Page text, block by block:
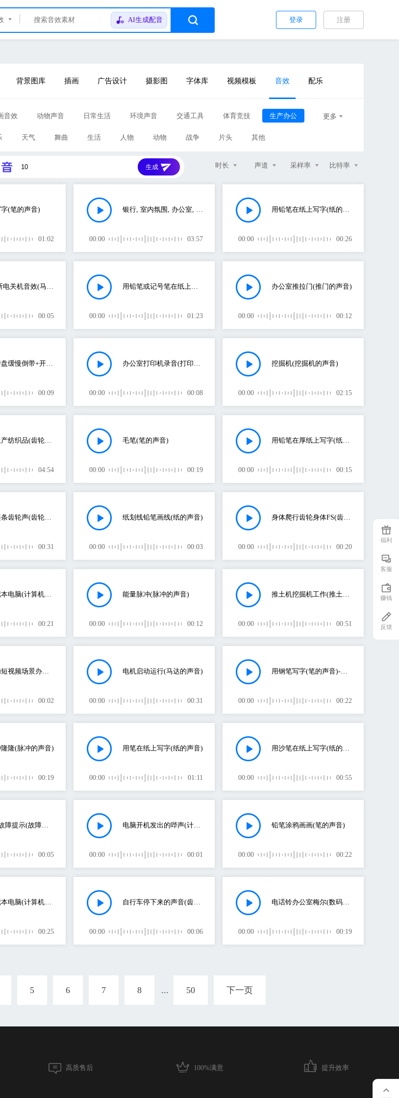
AI生成配音 注册
登录
背景图库 插画 广告设计 摄影图 字体库 视频模板 音效 配乐
音效 动物声音 日常生活 环境声音 交通工具 体育竞技 生产办公 更多
天气 舞曲 生活 人物 动物 战争 片头 其他
生成 比特率
采样率
声道
时长
(笔的声音)
01:02
银行, 室内氛围, 办公室, 门, 脚踏板, 打印机, 打字, 声音(敲打的声音)
00:00 03:57
用铅笔在纸上写字(纸的声音)
00:00 00:26
机器人,断电关机音效(马达的声音)
00:05
用铅笔或记号笔在纸上写字或涂鸦(纸的声音)
00:00 01:23
办公室推拉门(推门的声音)
00:00 00:12
盒式磁带盘缓慢倒带+开始, 停止咔哒声(磁带的声音)
00:09
办公室打印机录音(打印机的声音)
00:00 00:08
挖掘机(挖掘机的声音)
00:00 02:15
织布机生产纺织品(齿轮的声音)
04:54
毛笔(笔的声音)
00:00 00:19
用铅笔在厚纸上写字(纸的声音)
00:00 00:15
自行车链条齿轮声(齿轮的声音)
00:31
纸划线铅笔画线(纸的声音)
00:00 00:03
身体爬行齿轮身体FS(齿轮的声音)
00:00 00:20
打开笔记本电脑(计算机的声音)
00:21
能量脉冲(脉冲的声音)
00:00 00:12
推土机挖掘机工作(推土机的声音)
00:00 00:51
打卡成功短视频场景办公室剧情片(综艺音效的声音)
00:02
电机启动运行(马达的声音)
00:00 00:31
用钢笔写字(笔的声音)-作品编号rrxyrjon
00:00 00:22
隆(脉冲的声音)
00:19
用笔在纸上写字(纸的声音)
00:00 01:11
用沙笔在纸上写字(纸的声音)
00:00 00:55
SCI系统故障提示(故障的声音)
00:05
电脑开机发出的哔声(计算机的声音)
00:00 00:01
铅笔涂鸦画画(笔的声音)
00:00 00:22
关闭笔记本电脑(计算机的声音)
00:25
自行车停下来的声音(齿轮的声音)
00:00 00:06
电话铃办公室梅尔(数码钟表的声音)
00:00 00:19
5 6 7 8 ... 50 下一页
高质售后 100%满意 提升效率
福利
客服
赚钱
反馈